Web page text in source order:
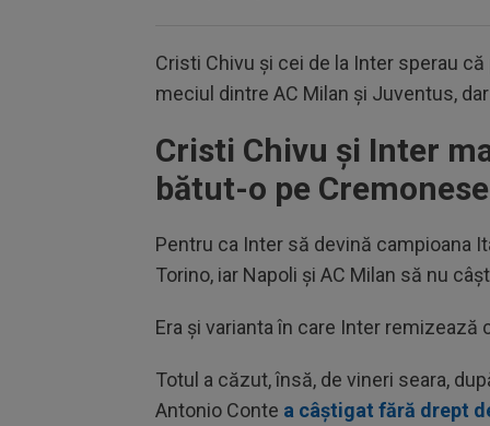
Cristi Chivu și cei de la Inter sperau
meciul dintre AC Milan și Juventus,
Cristi Chivu și Inter
bătut-o pe Cremonese
Pentru ca Inter să devină campioana
Torino, iar Napoli și AC Milan să nu
Era și varianta în care Inter remizează
Totul a căzut, însă, de vineri seara,
Antonio Conte a câștigat fără drept